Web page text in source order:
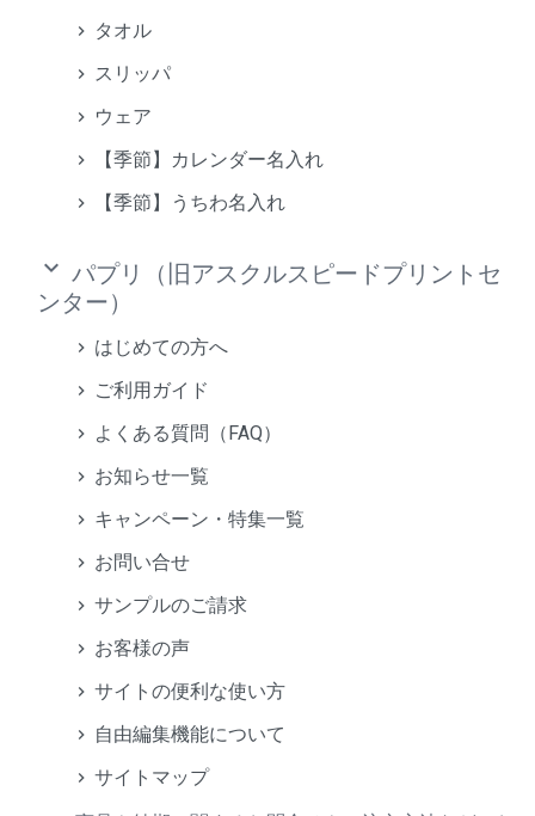
タオル
スリッパ
ウェア
【季節】カレンダー名入れ
【季節】うちわ名入れ
keyboard_arrow_down パプリ（旧アスクルスピードプリントセ
ンター）
はじめての方へ
ご利用ガイド
よくある質問（FAQ）
お知らせ一覧
キャンペーン・特集一覧
お問い合せ
サンプルのご請求
お客様の声
サイトの便利な使い方
自由編集機能について
サイトマップ